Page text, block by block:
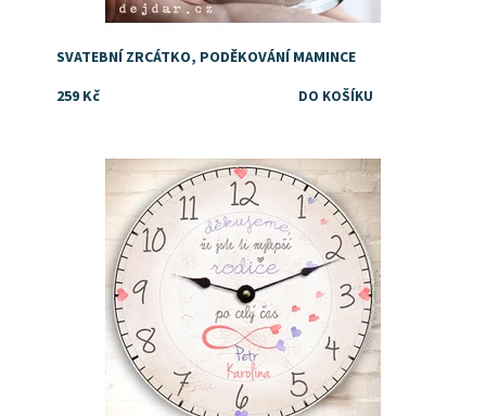
SVATEBNÍ ZRCÁTKO, PODĚKOVÁNÍ MAMINCE
259 Kč
Dostupnost: Skladem